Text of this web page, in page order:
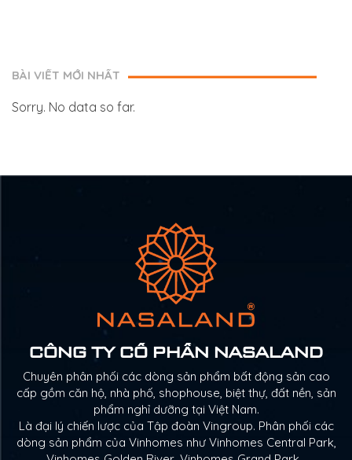
BÀI VIẾT MỚI NHẤT
Sorry. No data so far.
CÔNG TY CỔ PHẦN NASALAND
Chuyên phân phối các dòng sản phẩm bất động sản cao
cấp gồm căn hộ, nhà phố, shophouse, biệt thự, đất nền, sản
phẩm nghỉ dưỡng tại Việt Nam.
Là đại lý chiến lược của Tập đoàn Vingroup. Phân phối các
dòng sản phẩm của Vinhomes như Vinhomes Central Park,